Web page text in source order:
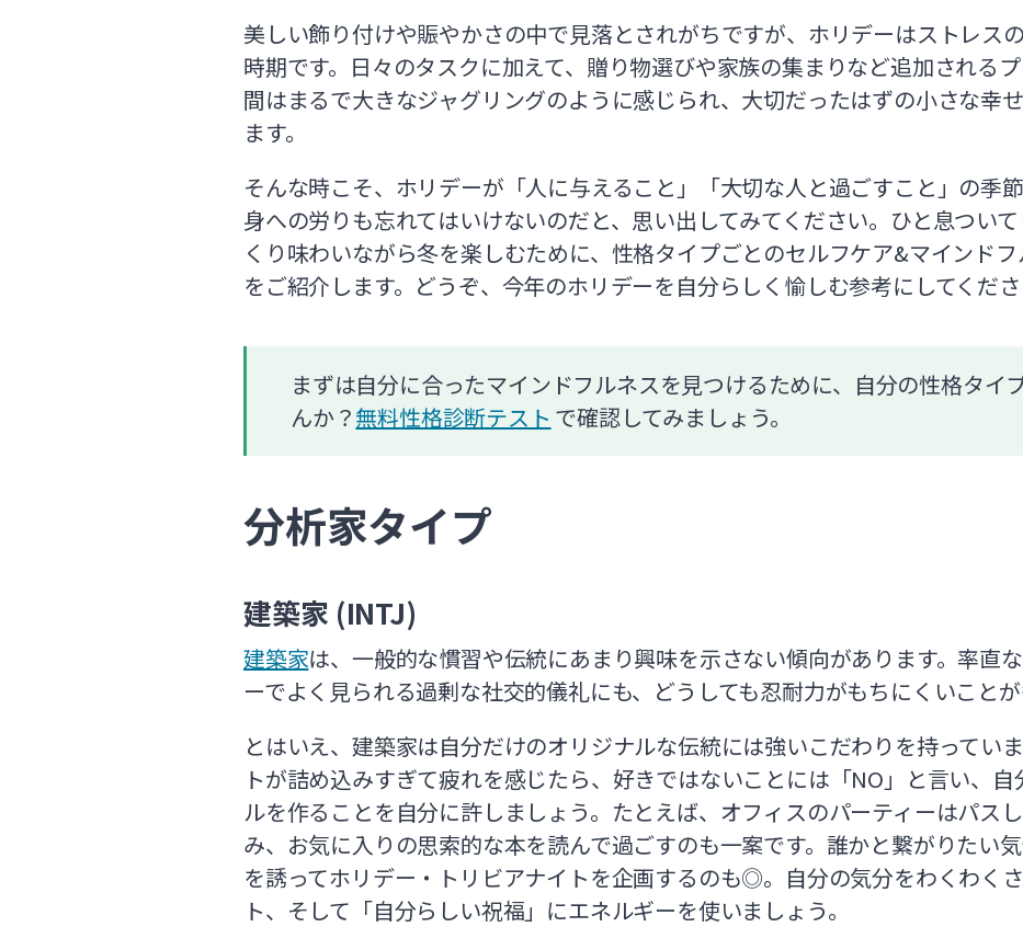
美しい飾り付けや賑やかさの中で見落とされがちですが、ホリデーはストレス
時期です。日々のタスクに加えて、贈り物選びや家族の集まりなど追加される
間はまるで大きなジャグリングのように感じられ、大切だったはずの小さな幸
ます。
そんな時こそ、ホリデーが「人に与えること」「大切な人と過ごすこと」の季
身への労りも忘れてはいけないのだと、思い出してみてください。ひと息つい
くり味わいながら冬を楽しむために、性格タイプごとのセルフケア&マインド
をご紹介します。どうぞ、今年のホリデーを自分らしく愉しむ参考にしてくださ
まずは自分に合ったマインドフルネスを見つけるために、自分の性格タイ
んか？無料性格診断テスト で確認してみましょう。
分析家タイプ
建築家 (INTJ)
建築家は、一般的な慣習や伝統にあまり興味を示さない傾向があります。率直
ーでよく見られる過剰な社交的儀礼にも、どうしても忍耐力がもちにくいことが
とはいえ、建築家は自分だけのオリジナルな伝統には強いこだわりを持ってい
トが詰め込みすぎて疲れを感じたら、好きではないことには「NO」と言い、自
ルを作ることを自分に許しましょう。たとえば、オフィスのパーティーはパス
み、お気に入りの思索的な本を読んで過ごすのも一案です。誰かと繋がりたい
を誘ってホリデー・トリビアナイトを企画するのも◎。自分の気分をわくわく
ト、そして「自分らしい祝福」にエネルギーを使いましょう。